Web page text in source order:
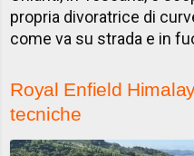
propria divoratrice di
come va su strada e in
Royal Enfield
tecniche